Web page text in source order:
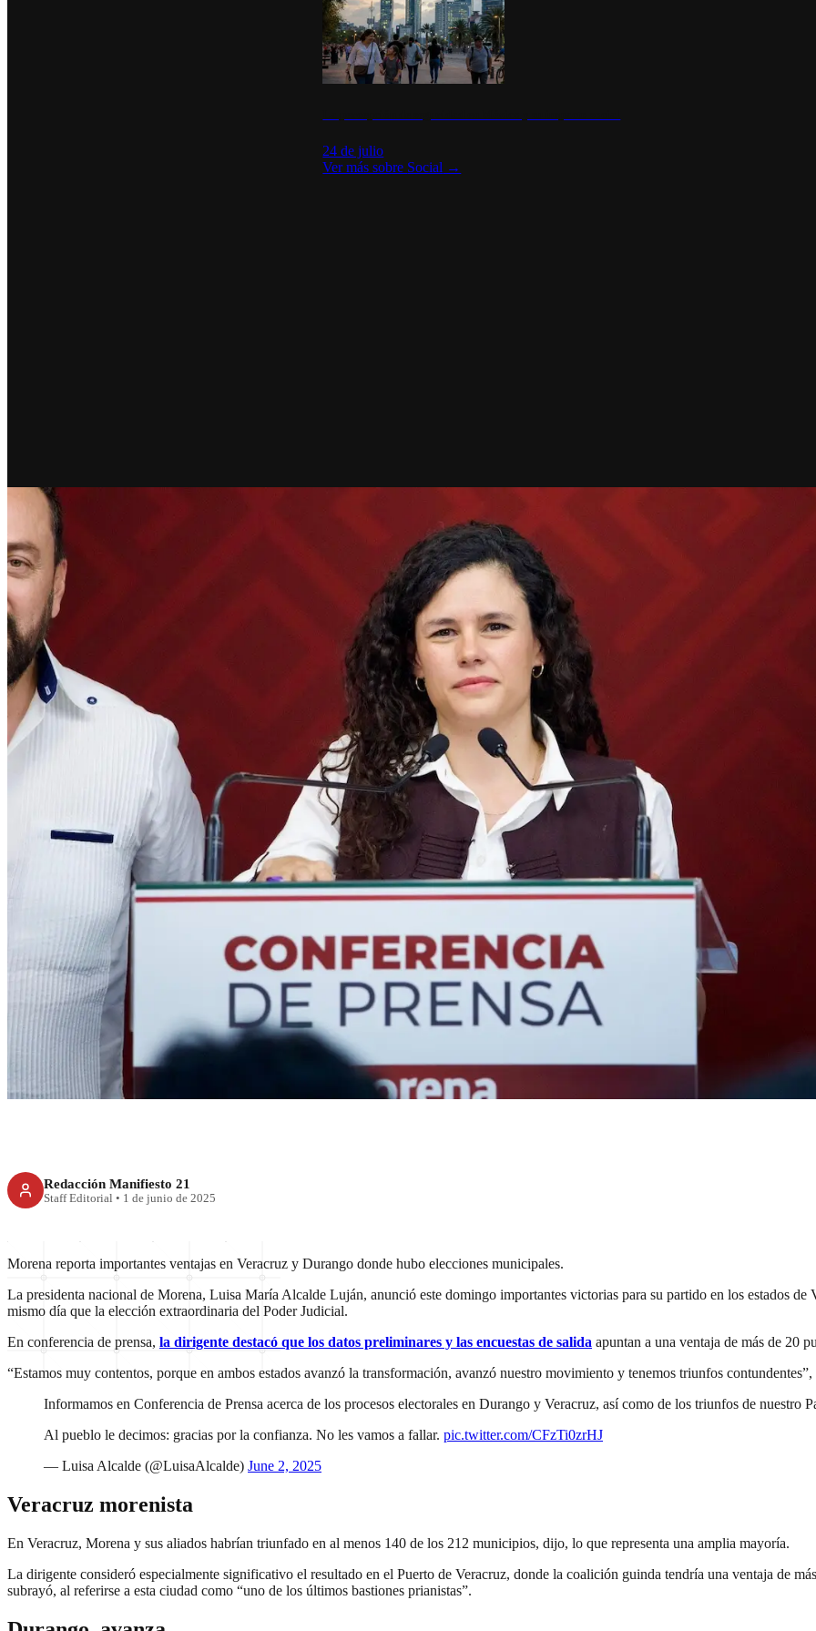
24 de julio
Ver más sobre Social →
RECIENTE
Morena consolida su avance en
Veracruz y Durango: Luisa Alcalde
Redacción Manifiesto 21
Staff Editorial • 1 de junio de 2025
Morena reporta importantes ventajas en Veracruz y Durango donde hubo elecciones municipales.
La presidenta nacional de Morena, Luisa María Alcalde Luján, anunció este domingo importantes victorias para su partido en los estados
mismo día que la elección extraordinaria del Poder Judicial.
En conferencia de prensa, la dirigente destacó que los datos preliminares y las encuestas de salida apuntan a una ventaja de más de 20
“Estamos muy contentos, porque en ambos estados avanzó la transformación, avanzó nuestro movimiento y tenemos triunfos
Informamos en Conferencia de Prensa acerca de los procesos electorales en Durango y Veracruz, así como de los triunfos de nuestro
Al pueblo le decimos: gracias por la confianza. No les vamos a fallar. pic.twitter.com/CFzTi0zrHJ
— Luisa Alcalde (@LuisaAlcalde) June 2, 2025
Veracruz morenista
En Veracruz, Morena y sus aliados habrían triunfado en al menos 140 de los 212 municipios, dijo, lo que representa una amplia mayoría.
La dirigente consideró especialmente significativo el resultado en el Puerto de Veracruz, donde la coalición guinda tendría una ventaja de
subrayó, al referirse a esta ciudad como “uno de los últimos bastiones prianistas”.